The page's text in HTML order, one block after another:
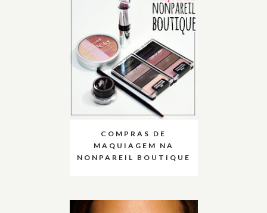
COMPRAS DE
MAQUIAGEM NA
NONPAREIL BOUTIQUE